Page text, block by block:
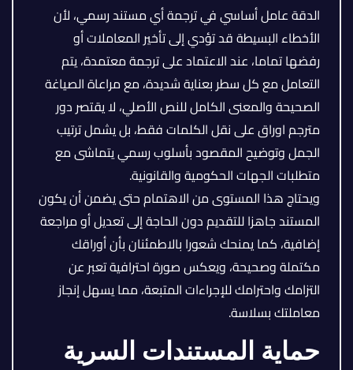
الدقة عامل أساسي في ترجمة أي مستند رسمي، لأن
الأخطاء البسيطة قد تؤدي إلى تأخير المعاملات أو
رفضها تماما، عند الاعتماد على ترجمة معتمدة، يتم
التعامل مع كل سطر بعناية شديدة، مع مراعاة الصياغة
الصحيحة والمعنى الكامل للنص الأصلي، لا يقتصر دور
مترجم اوراق على نقل الكلمات فقط، بل يشمل ترتيب
الجمل وتوضيح المقصود بأسلوب رسمي يتماشى مع
متطلبات الجهات الحكومية والقانونية.
ويحتاج هذا المستوى من الاهتمام حتى يضمن أن يكون
المستند جاهزا للتقديم دون الحاجة إلى تعديل أو مراجعة
إضافية، كما يمنحك شعورا بالاطمئنان بأن أوراقك
مكتملة وصحيحة، ويعكس صورة احترافية تعبر عن
التزامك واحترامك للإجراءات المتبعة، مما يسهل إنجاز
معاملتك بسلاسة.
حماية المستندات السرية